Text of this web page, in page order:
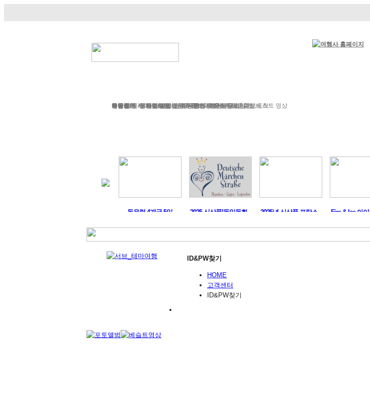
서유럽 동유럽/발칸 동서유럽 런던/파리 출발,도착
부활절 성탄절/연말연시 이벤트/시즌투어
북유럽/러시아 아이슬란드 Fire & Ice
그리스/터키 스페인/포르투갈 이집트
한국/미국 테마여행 허니문 레저 맞춤여행
박람회 해외연수 전시/공연 VIP 의전
독일여행 가이드&차량 예약 대행 서비스
항공.호텔.열차
여행후기 포토앨범 여행정보 가이드 컬럼 베스트 영상
예약문의 자주하는 질문 승차장소 공지사항
2025 신상품!독일동화.. 2025년 신상품 프랑스.. Fire & Ice 아이
동유럽 4개국 5일
ID&PW찾기
HOME
고객센터
ID&PW찾기